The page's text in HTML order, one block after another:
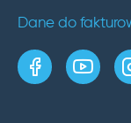
Dane do
strona w